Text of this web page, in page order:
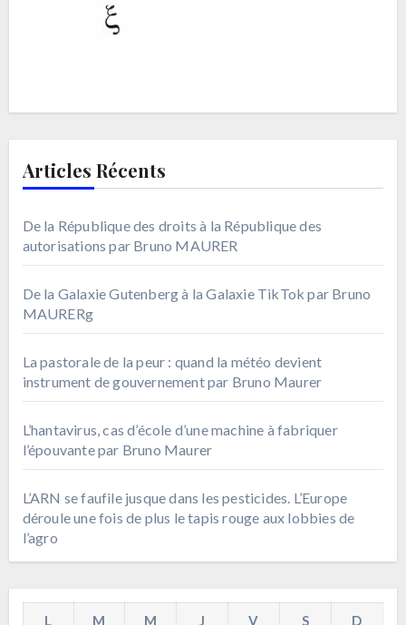
Articles Récents
De la République des droits à la République des
autorisations par Bruno MAURER
De la Galaxie Gutenberg à la Galaxie TikTok par Bruno
MAURERg
La pastorale de la peur : quand la météo devient
instrument de gouvernement par Bruno Maurer
L’hantavirus, cas d’école d’une machine à fabriquer
l’épouvante par Bruno Maurer
L’ARN se faufile jusque dans les pesticides. L’Europe
déroule une fois de plus le tapis rouge aux lobbies de
l’agro
L M M J V S
D